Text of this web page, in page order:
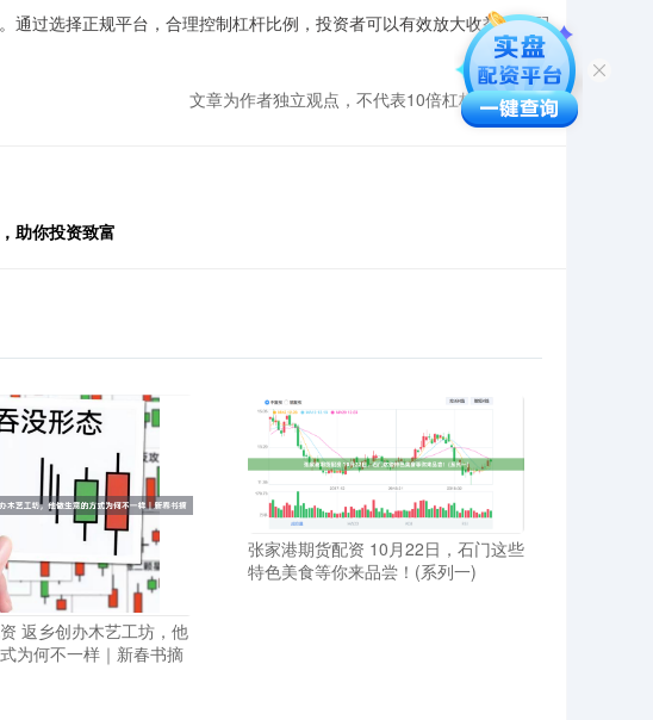
通过选择正规平台，合理控制杠杆比例，投资者可以有效放大收益股票配
文章为作者独立观点，不代表10倍杠杆平台观点
助你投资致富
返乡创办木艺工坊，他
为何不一样｜新春书摘
张家港期货配资 10月22日，石门这些
特色美食等你来品尝！(系列一)